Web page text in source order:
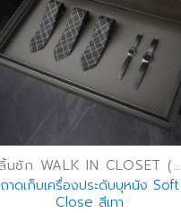
ลิ้นชัก WALK IN CLOSET (ลิ้นชักเก็บของ)
ถาดเก็บเครื่องประดับบุหนัง Soft
Close สีเทา